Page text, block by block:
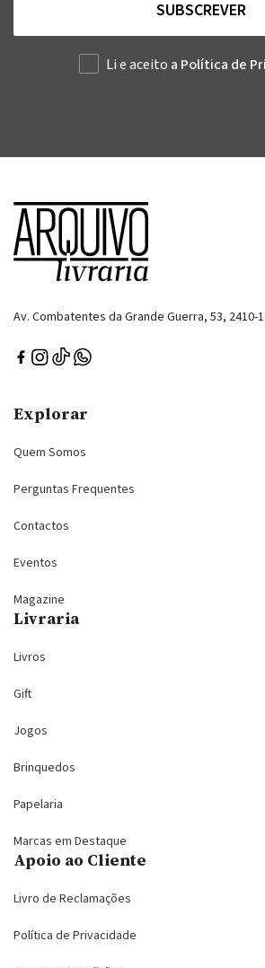
SUBSCREVER
Li e aceito a Política de
Av. Combatentes da Grande Guerra, 53, 2410-
Explorar
Quem Somos
Perguntas Frequentes
Contactos
Eventos
Magazine
Livraria
Livros
Gift
Jogos
Brinquedos
Papelaria
Marcas em Destaque
Apoio ao Cliente
Livro de Reclamações
Política de Privacidade